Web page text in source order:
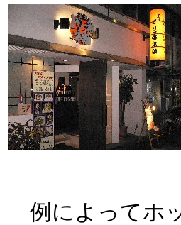
例によってホ